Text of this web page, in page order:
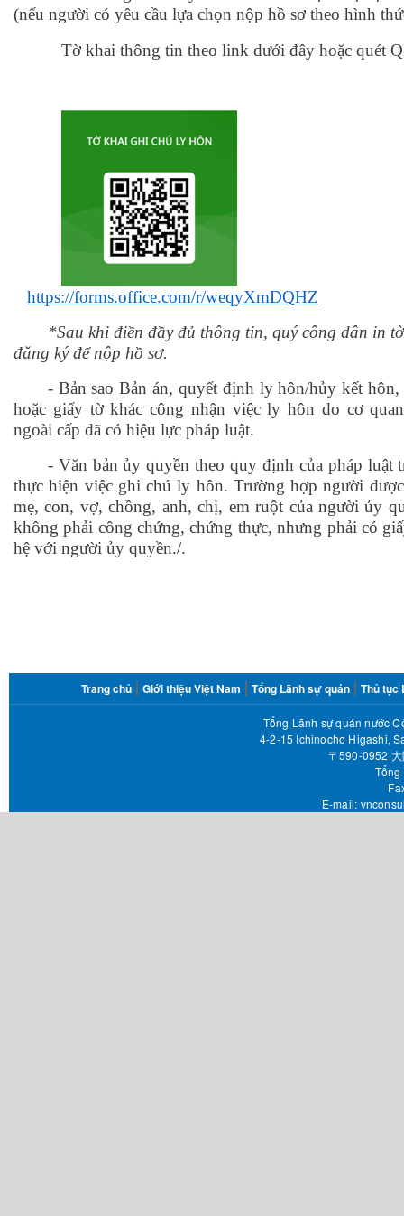
(nếu người có yêu cầu lựa chọn nộp hồ sơ theo hình
Tờ khai thông tin theo link dưới đây hoặc quét
https://forms.office.com/r/weqyXmDQHZ
*Sau khi điền đầy đủ thông tin, quý công dân in
đăng ký để nộp hồ sơ.
- Bản sao Bản án, quyết định ly hôn/hủy kết
hoặc giấy tờ khác công nhận việc ly hôn do cơ
ngoài cấp đã có hiệu lực pháp luật.
- Văn bản ủy quyền theo quy định của pháp luật
thực hiện việc ghi chú ly hôn. Trường hợp người
mẹ, con, vợ, chồng, anh, chị, em ruột của người ủy
không phải công chứng, chứng thực, nhưng phải có
hệ với người ủy quyền./.
MENU
Trang chủ Giới thiệu Việt Nam Tổng Lãnh sự quán Thủ tục
Tổng Lãnh sự quán nước
4-2-15 Ichinocho Higashi,
〒590-0952
E-mail: